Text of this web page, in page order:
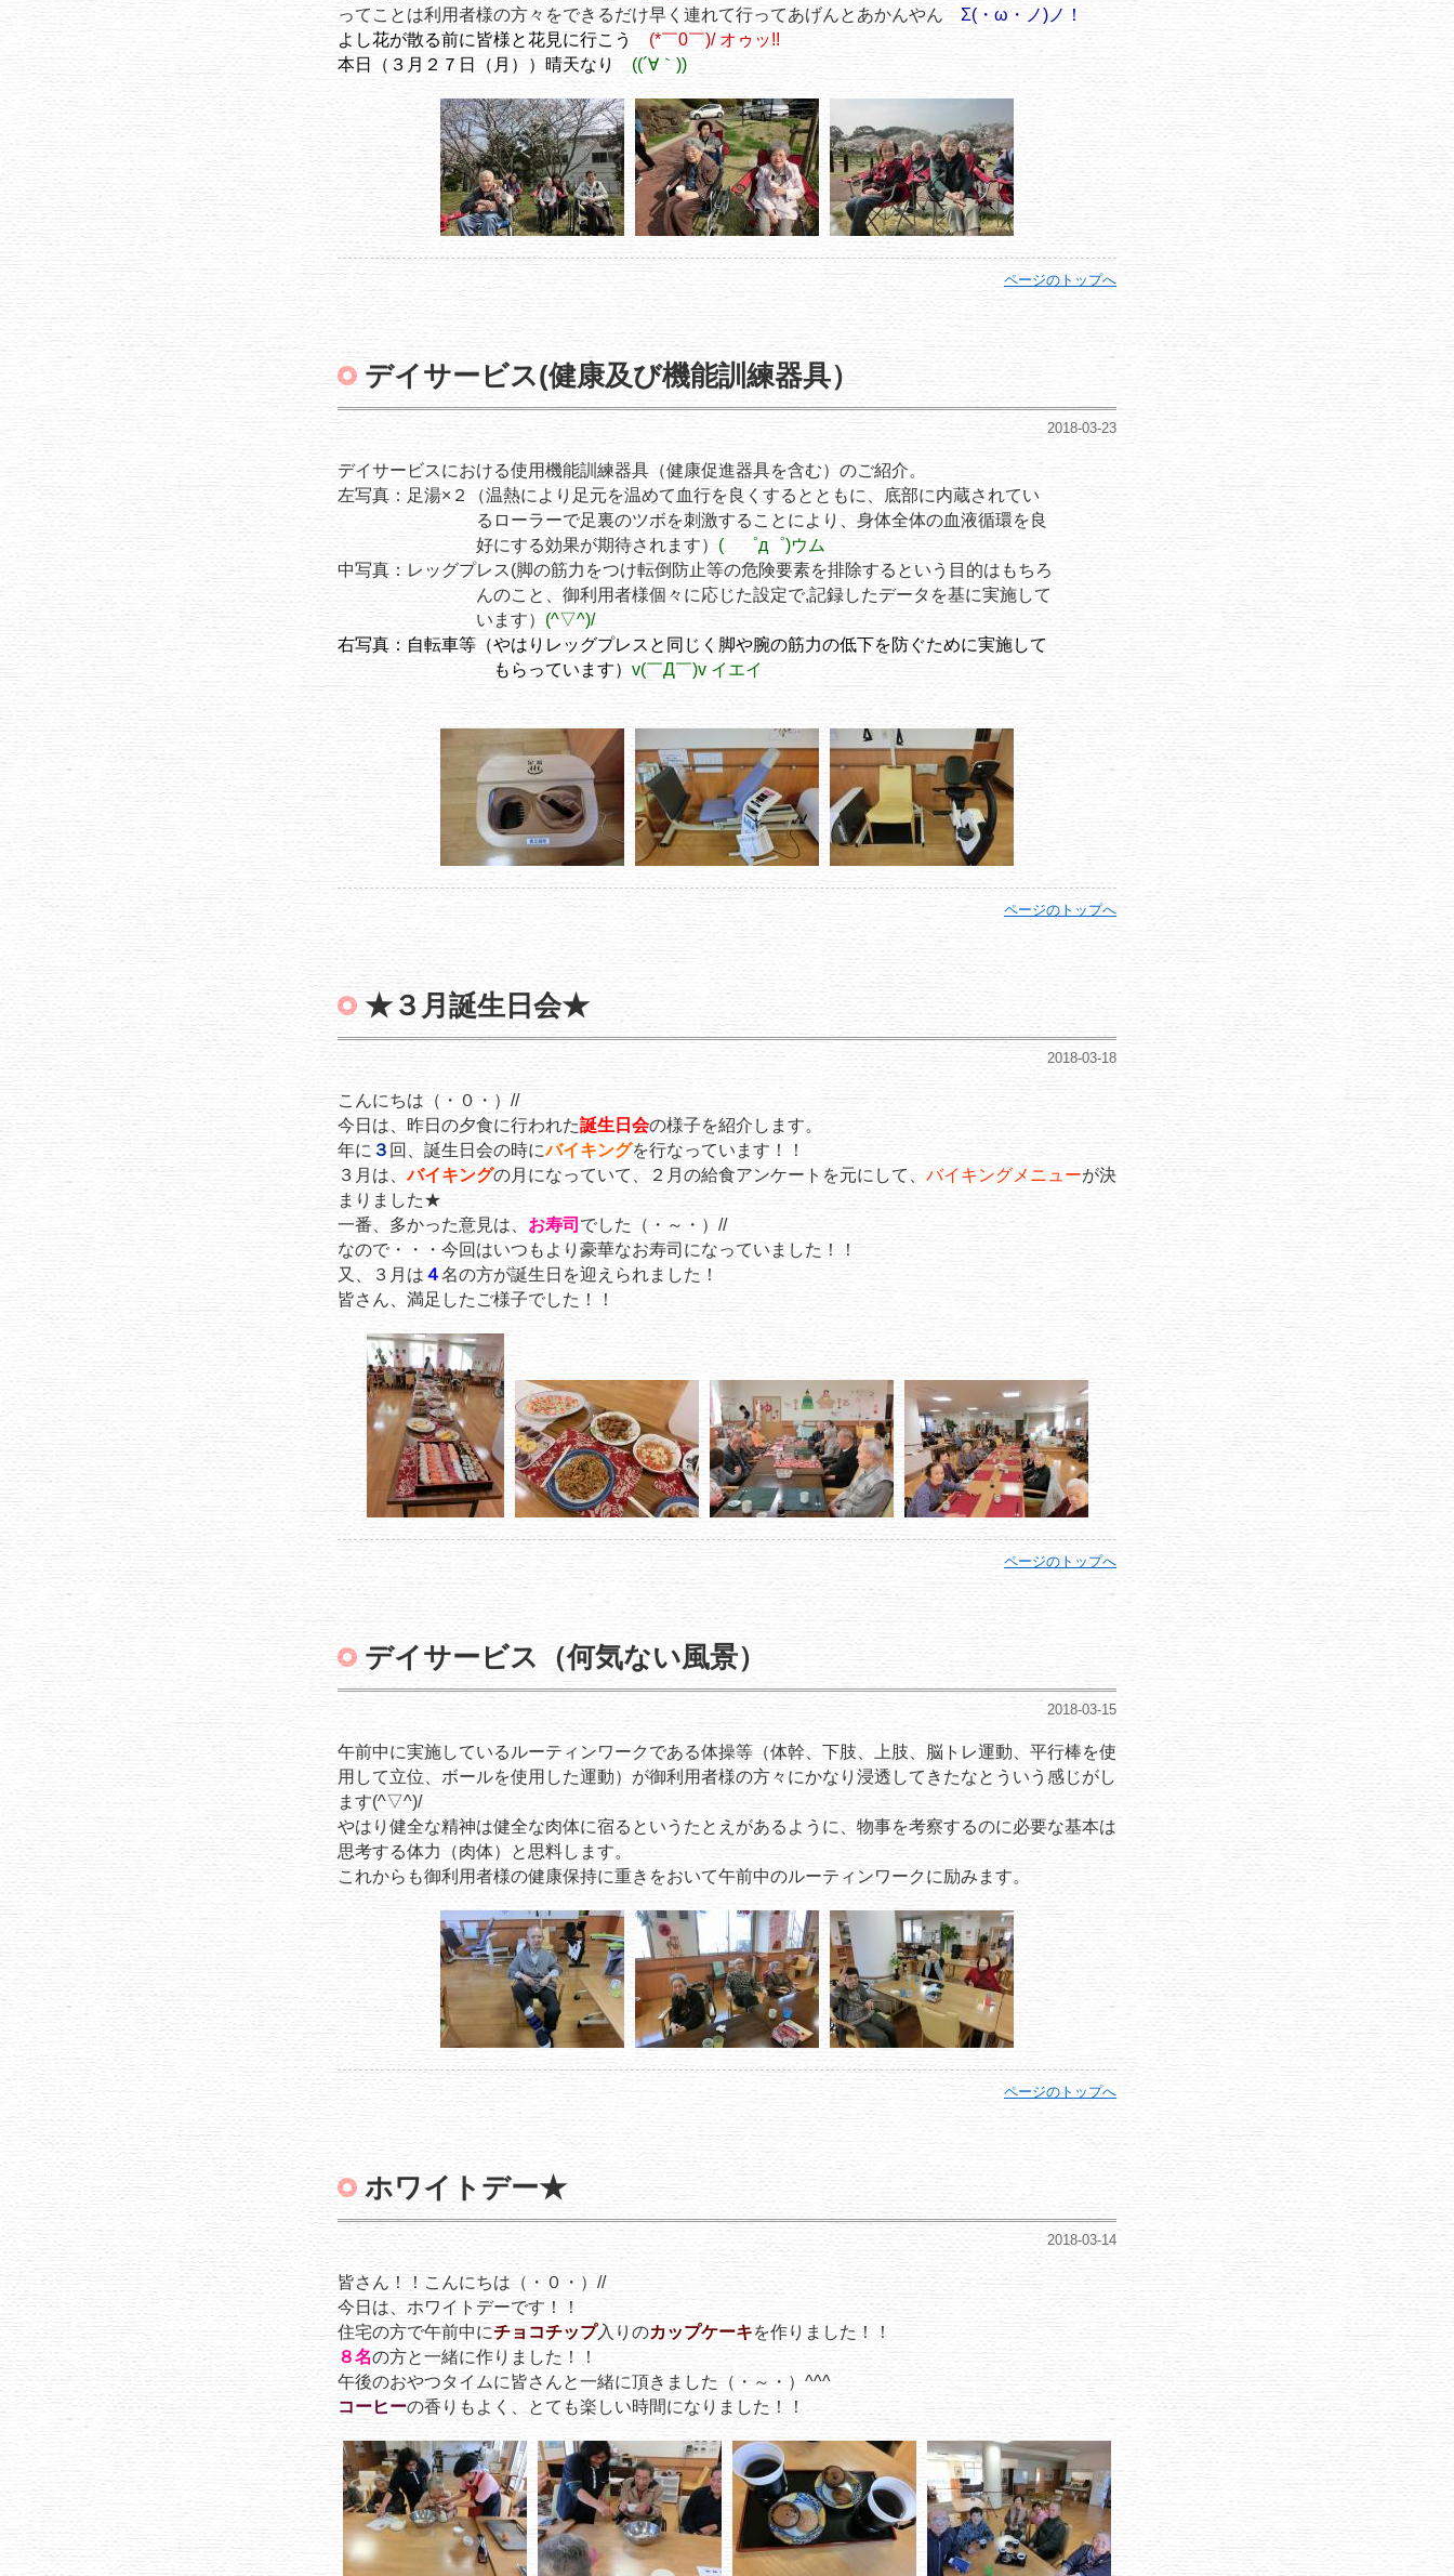
ってことは利用者様の方々をできるだけ早く連れて行ってあげんとあかんやん Σ(・ω・ノ)ノ！
よし花が散る前に皆様と花見に行こう (*￣0￣)/ オゥッ!!
本日（３月２７日（月））晴天なり ((´∀｀))
ページのトップへ
デイサービス(健康及び機能訓練器具）
2018-03-23
デイサービスにおける使用機能訓練器具（健康促進器具を含む）のご紹介。
左写真：足湯×２（温熱により足元を温めて血行を良くするとともに、底部に内蔵されてい
るローラーで足裏のツボを刺激することにより、身体全体の血液循環を良
好にする効果が期待されます） ( ゜д゜)ウム
中写真：レッグプレス(脚の筋力をつけ転倒防止等の危険要素を排除するという目的はもちろ
んのこと、御利用者様個々に応じた設定で,記録したデータを基に実施して
います） (^▽^)/
右写真：自転車等（やはりレッグプレスと同じく脚や腕の筋力の低下を防ぐために実施して
もらっています） v(￣Д￣)v イエイ
ページのトップへ
★３月誕生日会★
2018-03-18
こんにちは（・０・）//
今日は、昨日の夕食に行われた誕生日会の様子を紹介します。
年に ３ 回、誕生日会の時にバイキングを行なっています！！
３月は、バイキングの月になっていて、２月の給食アンケートを元にして、 バイキングメニューが決
まりました★
一番、多かった意見は、 お寿司 でした（・～・）//
なので・・・今回はいつもより豪華なお寿司になっていました！！
又、３月は ４名の方が誕生日を迎えられました！
皆さん、満足したご様子でした！！
ページのトップへ
デイサービス（何気ない風景）
2018-03-15
午前中に実施しているルーティンワークである体操等（体幹、下肢、上肢、脳トレ運動、平行棒を使
用して立位、ボールを使用した運動）が御利用者様の方々にかなり浸透してきたなとういう感じがし
ます(^▽^)/
やはり健全な精神は健全な肉体に宿るというたとえがあるように、物事を考察するのに必要な基本は
思考する体力（肉体）と思料します。
これからも御利用者様の健康保持に重きをおいて午前中のルーティンワークに励みます。
ページのトップへ
ホワイトデー★
2018-03-14
皆さん！！こんにちは（・０・）//
今日は、ホワイトデーです！！
住宅の方で午前中にチョコチップ入りのカップケーキを作りました！！
８名の方と一緒に作りました！！
午後のおやつタイムに皆さんと一緒に頂きました（・～・）^^^
コーヒーの香りもよく、とても楽しい時間になりました！！